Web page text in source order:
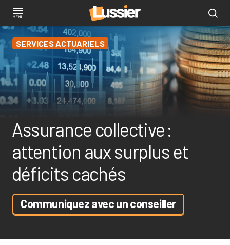
Aller
contenu
principalSERVICES ACTUARIELS
Assurance collective :
attention aux surplus et
déficits cachés
Communiquez avec un conseiller